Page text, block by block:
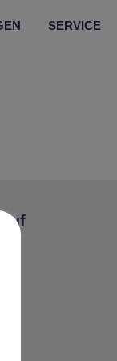
SERVICE